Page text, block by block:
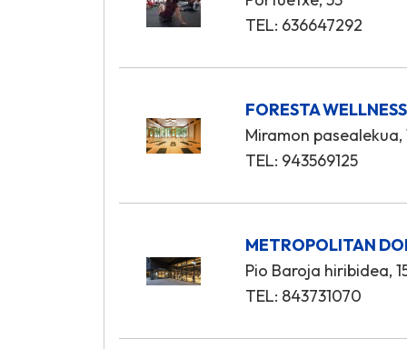
TEL: 636647292
FORESTA
Miramon pasealekua,
TEL: 943569125
METROPOLITAN
Pio Baroja hiribidea,
TEL: 843731070